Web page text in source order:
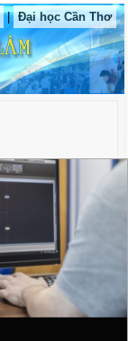
| Đại học Cần Thơ